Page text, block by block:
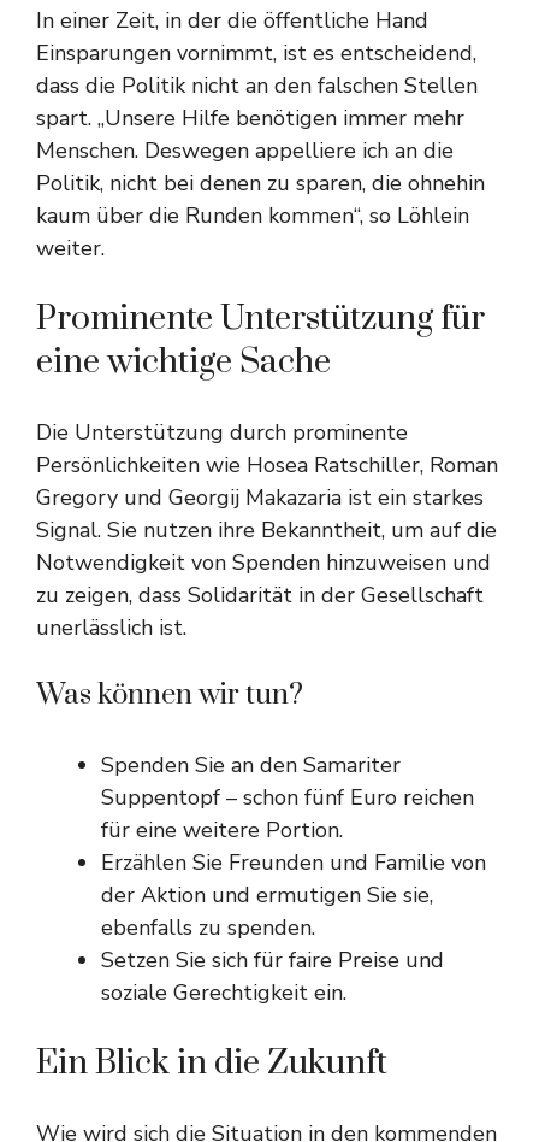
In einer Zeit, in der die öffentliche Hand
Einsparungen vornimmt, ist es entscheidend,
dass die Politik nicht an den falschen Stellen
spart. „Unsere Hilfe benötigen immer mehr
Menschen. Deswegen appelliere ich an die
Politik, nicht bei denen zu sparen, die ohnehin
kaum über die Runden kommen“, so Löhlein
weiter.
Prominente Unterstützung für
eine wichtige Sache
Die Unterstützung durch prominente
Persönlichkeiten wie Hosea Ratschiller, Roman
Gregory und Georgij Makazaria ist ein starkes
Signal. Sie nutzen ihre Bekanntheit, um auf die
Notwendigkeit von Spenden hinzuweisen und
zu zeigen, dass Solidarität in der Gesellschaft
unerlässlich ist.
Was können wir tun?
Spenden Sie an den Samariter
Suppentopf – schon fünf Euro reichen
für eine weitere Portion.
Erzählen Sie Freunden und Familie von
der Aktion und ermutigen Sie sie,
ebenfalls zu spenden.
Setzen Sie sich für faire Preise und
soziale Gerechtigkeit ein.
Ein Blick in die Zukunft
Wie wird sich die Situation in den kommenden